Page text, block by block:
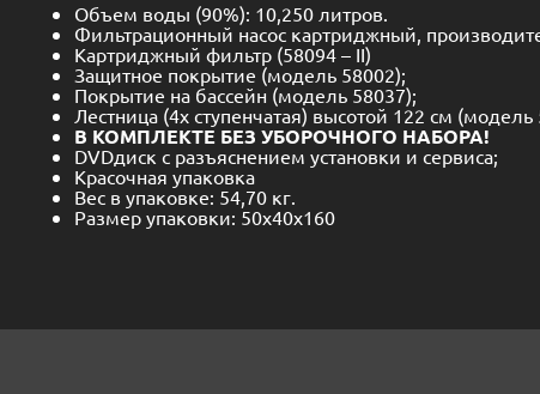
Объем воды (90%): 10,250 литров.
Фильтрационный насос картриджный,
Картриджный фильтр (58094 – II)
Защитное покрытие (модель 58002);
Покрытие на бассейн (модель 58037);
Лестница (4х ступенчатая) высотой 122 см (модель
В КОМПЛЕКТЕ БЕЗ УБОРОЧНОГО НАБОРА!
DVDдиск с разъяснением установки и сервиса;
Красочная упаковка
Вес в упаковке: 54,70 кг.
Размер упаковки: 50х40х160